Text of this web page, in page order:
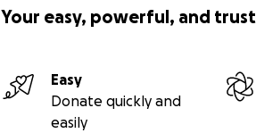
Your easy, powerful, and
Easy
Donate quickly and
easily